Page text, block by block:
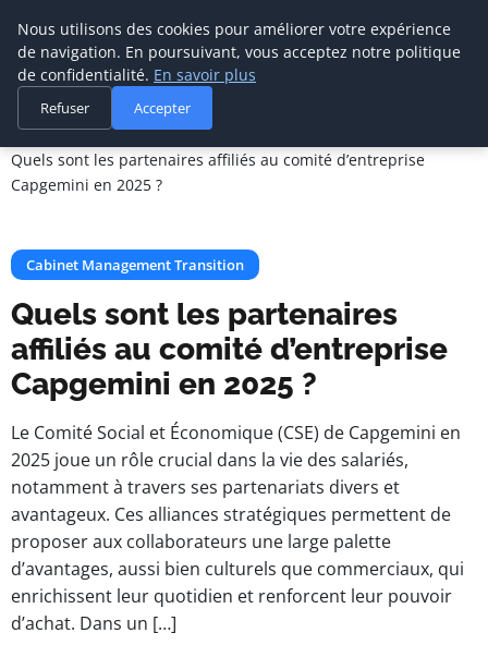
Cabinet De
Management De
Transition
Accueil
Cabinet Management Transition
Quels sont les partenaires affiliés au comité d’entreprise
Capgemini en 2025 ?
Cabinet Management Transition
Quels sont les partenaires
affiliés au comité d’entreprise
Capgemini en 2025 ?
Le Comité Social et Économique (CSE) de Capgemini en
2025 joue un rôle crucial dans la vie des salariés,
notamment à travers ses partenariats divers et
avantageux. Ces alliances stratégiques permettent de
proposer aux collaborateurs une large palette
d’avantages, aussi bien culturels que commerciaux, qui
enrichissent leur quotidien et renforcent leur pouvoir
d’achat. Dans un […]
Nous utilisons des cookies pour améliorer votre expérience
de navigation. En poursuivant, vous acceptez notre politique
de confidentialité. En savoir plus
Refuser Accepter